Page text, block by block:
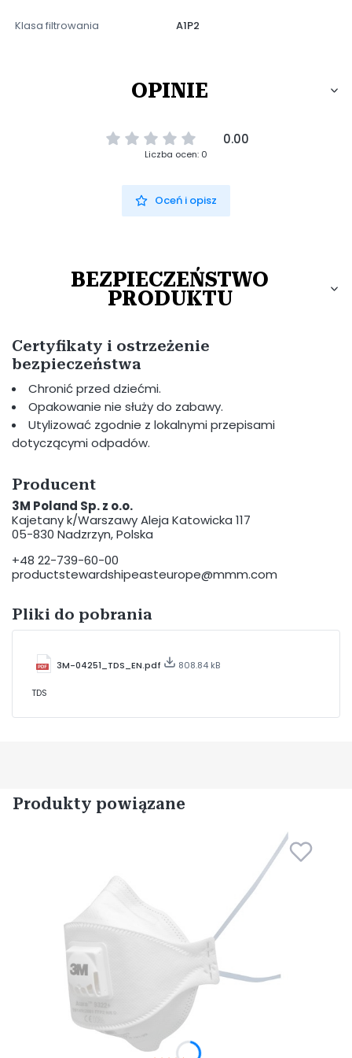
Klasa filtrowania A1P2
OPINIE
0.00
Liczba ocen: 0
Oceń i opisz
BEZPIECZEŃSTWO
PRODUKTU
Certyfikaty i ostrzeżenie
bezpieczeństwa
Chronić przed dziećmi.
Opakowanie nie służy do zabawy.
Utylizować zgodnie z lokalnymi przepisami
dotyczącymi odpadów.
Producent
3M Poland Sp. z o.o.
Kajetany k/Warszawy Aleja Katowicka 117
05-830 Nadzrzyn, Polska
+48 22-739-60-00
productstewardshipeasteurope@mmm.com
Pliki do pobrania
3M-04251_TDS_EN.pdf 808.84 kB
TDS
Produkty powiązane